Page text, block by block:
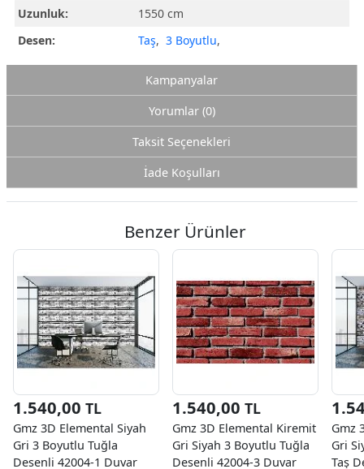
Uzunluk:
1550 cm
Desen:
Taş, 3 Boyutlu,
Kampanyalar
Yorumlar (0)
Taksit Seçenekleri
İade Koşulları
Benzer Ürünler
1.540,00 TL
Gmz 3D Elemental Siyah
Gri 3 Boyutlu Tuğla
Desenli 42004-1 Duvar
1.540,00 TL
Gmz 3D Elemental Kiremit
Gri Siyah 3 Boyutlu Tuğla
Desenli 42004-3 Duvar
Gmz
Gri
Taş